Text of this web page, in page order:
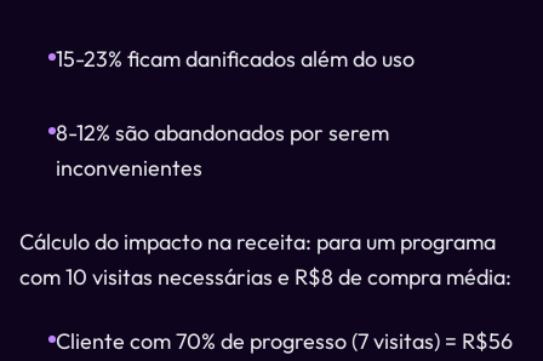
15-23% ficam danificados além do uso
8-12% são abandonados por serem
inconvenientes
Cálculo do impacto na receita: para um programa
com 10 visitas necessárias e R$8 de compra média:
Cliente com 70% de progresso (7 visitas) = R$56